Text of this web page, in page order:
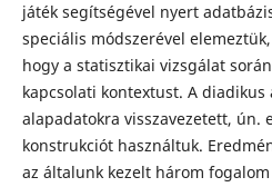
játék segítségével nyert
speciális módszerével
hogy a statisztikai vizsgálat
kapcsolati kontextust. A diadikus
alapadatokra visszavezetett, ún.
konstrukciót használtuk.
az általunk kezelt három